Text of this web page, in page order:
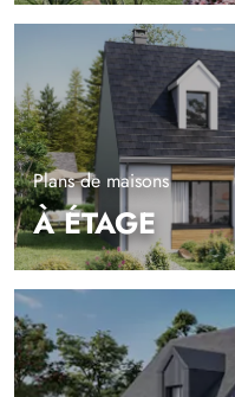
Plans de maisons
À ÉTAGE